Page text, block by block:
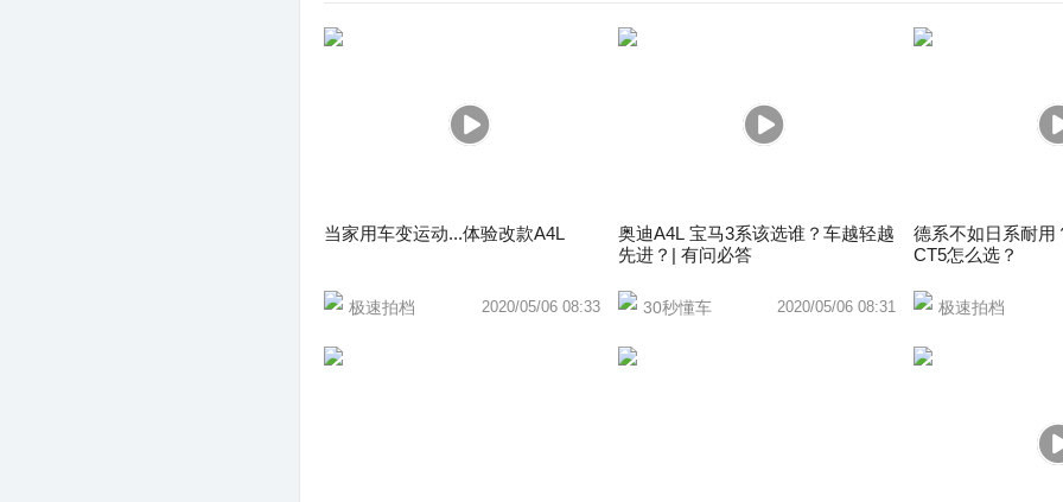
当家用车变运动...体验改款A4L
极速拍档 2020/05/06 08:33
奥迪A4L 宝马3系该选谁？车越轻越
先进？| 有问必答
30秒懂车 2020/05/06 08:31
德系不如日系耐用
CT5怎么选？
极速拍档